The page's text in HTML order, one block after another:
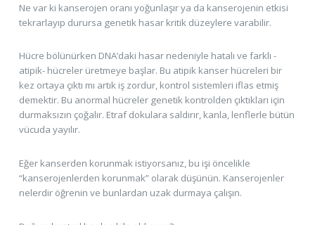
Ne var ki kanserojen oranı yoğunlaşır ya da kanserojenin etkisi
tekrarlayıp durursa genetik hasar kritik düzeylere varabilir.
Hücre bölünürken DNA’daki hasar nedeniyle hatalı ve farklı -
atipik- hücreler üretmeye başlar. Bu atipik kanser hücreleri bir
kez ortaya çıktı mı artık iş zordur, kontrol sistemleri iflas etmiş
demektir. Bu anormal hücreler genetik kontrolden çıktıkları için
durmaksızın çoğalır. Etraf dokulara saldırır, kanla, lenflerle bütün
vücuda yayılır.
Eğer kanserden korunmak istiyorsanız, bu işi öncelikle
“kanserojenlerden korunmak” olarak düşünün. Kanserojenler
nelerdir öğrenin ve bunlardan uzak durmaya çalışın.